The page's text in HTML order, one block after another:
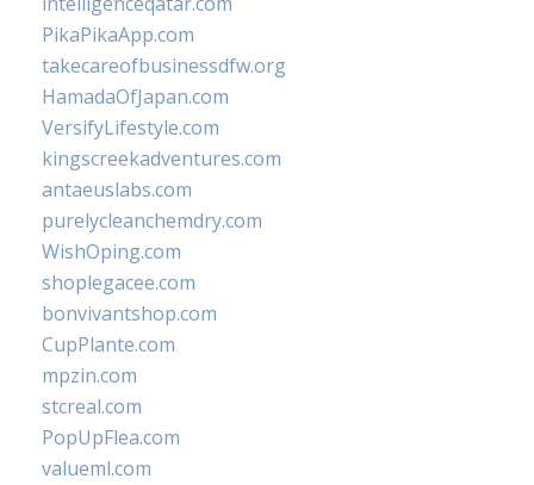
PikaPikaApp.com
takecareofbusinessdfw.org
HamadaOfJapan.com
VersifyLifestyle.com
kingscreekadventures.com
antaeuslabs.com
purelycleanchemdry.com
WishOping.com
shoplegacee.com
bonvivantshop.com
CupPlante.com
mpzin.com
stcreal.com
PopUpFlea.com
valueml.com